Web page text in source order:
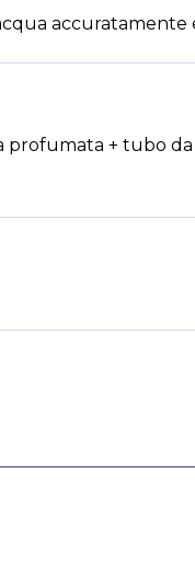
accuratamente
profumata + tubo